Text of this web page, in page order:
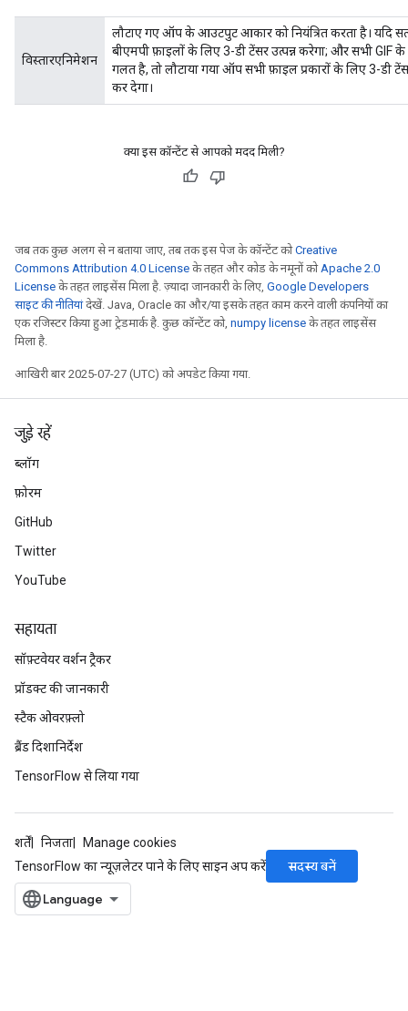
विस्तारएनिमेशन
लौटाए गए ऑप के आउटपुट आकार को नियंत्रित करता है। यदि
बीएमपी फ़ाइलों के लिए 3-डी टेंसर उत्पन्न करेगा; और सभी GIF
गलत है, तो लौटाया गया ऑप सभी फ़ाइल प्रकारों के लिए 3-डी
कर देगा।
क्या इस कॉन्टेंट से आपको मदद मिली?
जब तक कुछ अलग से न बताया जाए, तब तक इस पेज के कॉन्टेंट कोCreative
Commons Attribution 4.0 License के तहत और कोड के नमूनों कोApache 2.0
License के तहत लाइसेंस मिला है. ज़्यादा जानकारी के लिए, Google Developers
साइट की नीतियांदेखें. Java, Oracle का और/या इसके तहत काम करने वाली कंपनियों का
एक रजिस्टर किया हुआ ट्रेडमार्क है. कुछ कॉन्टेंट को, numpy license के तहत लाइसेंस
मिला है.
आखिरी बार 2025-07-27 (UTC) को अपडेट किया गया.
जुड़े रहें
ब्लॉग
फ़ोरम
GitHub
Twitter
YouTube
सहायता
सॉफ़्टवेयर वर्शन ट्रैकर
प्रॉडक्ट की जानकारी
स्टैक ओवरफ़्लो
ब्रैंड दिशानिर्देश
TensorFlow से लिया गया
शर्तें निजता
Manage cookies
TensorFlow का न्यूज़लेटर पाने के लिए साइन अप करें
सदस्य बनें